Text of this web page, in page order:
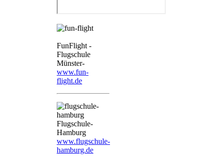
FunFlight -
Flugschule
Münster-
www.fun-
flight.de
Flugschule-
Hamburg
www.flugschule-
hamburg.de